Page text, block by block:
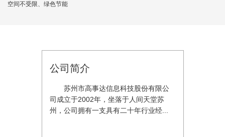
空间不受限、绿色节能
公司简介
苏州市高事达信息科技股份有限公
司成立于2002年，坐落于人间天堂苏
州，公司拥有一支具有二十年行业经...